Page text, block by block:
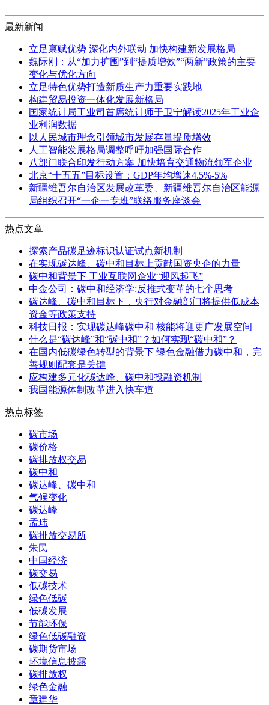
最新新闻
立足禀赋优势 深化内外联动 加快构建新发展格局
魏际刚：从“加力扩围”到“提质增效”“两新”政策的主要
变化与优化方向
立足特色优势打造新质生产力重要实践地
构建贸易投资一体化发展新格局
国家统计局工业司首席统计师于卫宁解读2025年工业企
业利润数据
以人民城市理念引领城市发展存量提质增效
人工智能发展格局调整呼吁加强国际合作
八部门联合印发行动方案 加快培育交通物流领军企业
北京“十五五”目标设置：GDP年均增速4.5%-5%
新疆维吾尔自治区发展改革委、新疆维吾尔自治区能源
局组织召开“一企一专班”联络服务座谈会
热点文章
探索产品碳足迹标识认证试点新机制
在实现碳达峰、碳中和目标上贡献国资央企的力量
碳中和背景下 工业互联网企业“迎风起飞”
中金公司：碳中和经济学:反推式变革的七个思考
碳达峰、碳中和目标下，央行对金融部门将提供低成本
资金等政策支持
科技日报：实现碳达峰碳中和 核能将迎更广发展空间
什么是“碳达峰”和“碳中和”？如何实现“碳中和”？
在国内低碳绿色转型的背景下 绿色金融借力碳中和，完
善规则配套是关键
应构建多元化碳达峰、碳中和投融资机制
我国能源体制改革进入快车道
热点标签
碳市场
碳价格
碳排放权交易
碳中和
碳达峰、碳中和
气候变化
碳达峰
孟玮
碳排放交易所
朱民
中国经济
碳交易
低碳技术
绿色低碳
低碳发展
节能环保
绿色低碳融资
碳期货市场
环境信息披露
碳排放权
绿色金融
章建华